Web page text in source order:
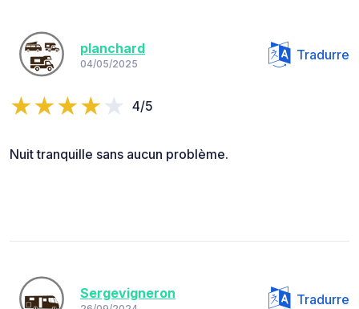
planchard
04/05/2025
Tradurre
4/5
Nuit tranquille sans aucun problème.
Sergevigneron Tradurre